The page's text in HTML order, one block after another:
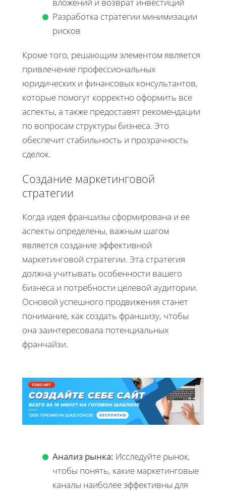
Разработка стратегии минимизации
рисков
Кроме того, решающим элементом является
привлечение профессиональных
юридических и финансовых консультантов,
которые помогут корректно оформить все
аспекты, а также предоставят рекомендации
по вопросам структуры бизнеса. Это
обеспечит стабильность и прозрачность
сделок.
Создание маркетинговой
стратегии
Когда идея франшизы сформирована и ее
аспекты определены, важным шагом
является создание эффективной
маркетинговой стратегии. Эта стратегия
должна учитывать особенности вашего
бизнеса и потребности целевой аудитории.
Основой успешного продвижения станет
понимание, как создать франшизу, чтобы
она заинтересовала потенциальных
франчайзи.
Анализ рынка: Исследуйте рынок,
чтобы понять, какие маркетинговые
каналы наиболее эффективны для